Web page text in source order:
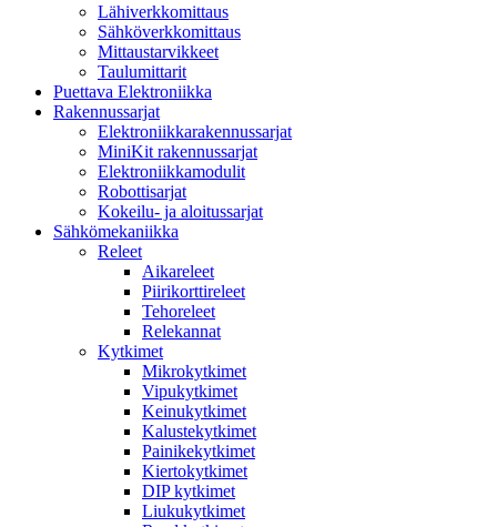
Lähiverkkomittaus
Sähköverkkomittaus
Mittaustarvikkeet
Taulumittarit
Puettava Elektroniikka
Rakennussarjat
Elektroniikkarakennussarjat
MiniKit rakennussarjat
Elektroniikkamodulit
Robottisarjat
Kokeilu- ja aloitussarjat
Sähkömekaniikka
Releet
Aikareleet
Piirikorttireleet
Tehoreleet
Relekannat
Kytkimet
Mikrokytkimet
Vipukytkimet
Keinukytkimet
Kalustekytkimet
Painikekytkimet
Kiertokytkimet
DIP kytkimet
Liukukytkimet